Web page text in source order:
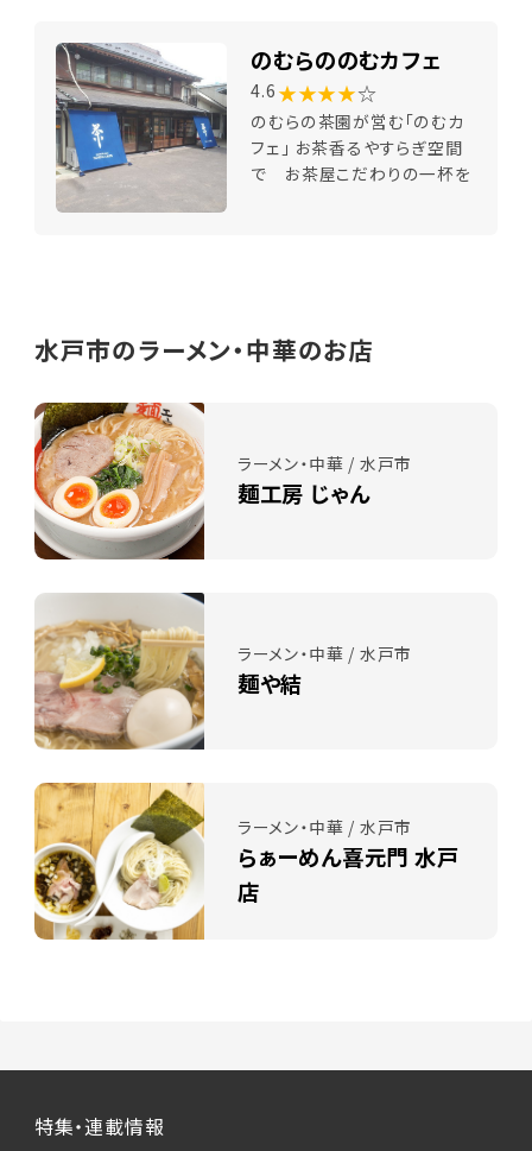
のむらののむカフェ
4.6 ★★★★☆
のむらの茶園が営む「のむカ
フェ」 お茶香るやすらぎ空間
で お茶屋こだわりの一杯を
水戸市のラーメン・中華のお店
ラーメン・中華 / 水戸市
麺工房 じゃん
ラーメン・中華 / 水戸市
麺や結
ラーメン・中華 / 水戸市
らぁーめん喜元門 水戸
店
特集・連載情報